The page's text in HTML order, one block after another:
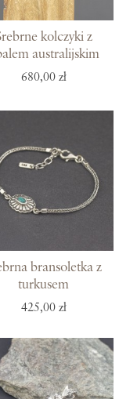
kolczyki z
australijskim
680,00 zł
bransoletka z
turkusem
425,00 zł